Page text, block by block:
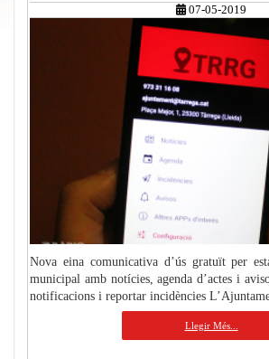
07-05-2019
Nova eina comunicativa d’ús gratuït per
municipal amb notícies, agenda d’actes i
notificacions i reportar incidències
Llegir Més...